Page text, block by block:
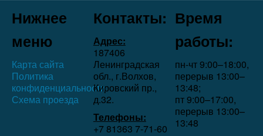
Нижнее
меню
Карта сайта
Политика
конфиденциальности
Схема проезда
Контакты:
Адрес:
187406
Ленинградская
обл., г.Волхов,
Кировский пр.,
д.32.
Телефоны:
+7 81363 7‑71-60
Время
работы:
пн-чт 9:00–18:00,
перерыв 13:00–
13:48;
пт 9:00–17:00,
перерыв 13:00–
13:48